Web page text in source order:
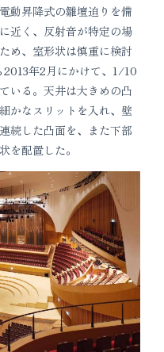
動昇降式の雛壇迫りを備
近く、反射音が特定の場
め、室形状は慎重に検討
2013年2月にかけて、1/10
いる。天井は大きめの凸
かなスリットを入れ、壁
続した凸面を、また下部
を配置した。